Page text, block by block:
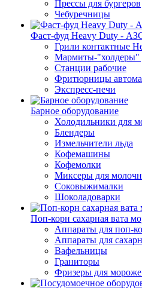
Прессы для бургеров
Чебуречницы
Фаст-фуд Heavy Duty -
Грили контактные
Мармиты-"холдеры"
Станции рабочие
Фритюрницы
Экспресс-печи
Барное оборудование
Холодильники для
Блендеры
Измельчители льда
Кофемашины
Кофемолки
Миксеры для
Соковыжималки
Шоколадоварки
Поп-корн сахарная вата
Аппараты для поп-
Аппараты для
Вафельницы
Граниторы
Фризеры для